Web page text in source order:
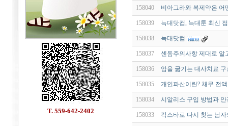
T. 559-642-2402
158040 비아그라와 복제약은 어
158039 늑대닷컴, 늑대툰 최신
158038 늑대닷컴
158037 센돔주의사항 제대로
158036 암을 굶기는 대사치료
158035 개인파산이란? 채무 전
158034 시알리스 구입 방법과
158033 칵스타로 다시 찾는 남자